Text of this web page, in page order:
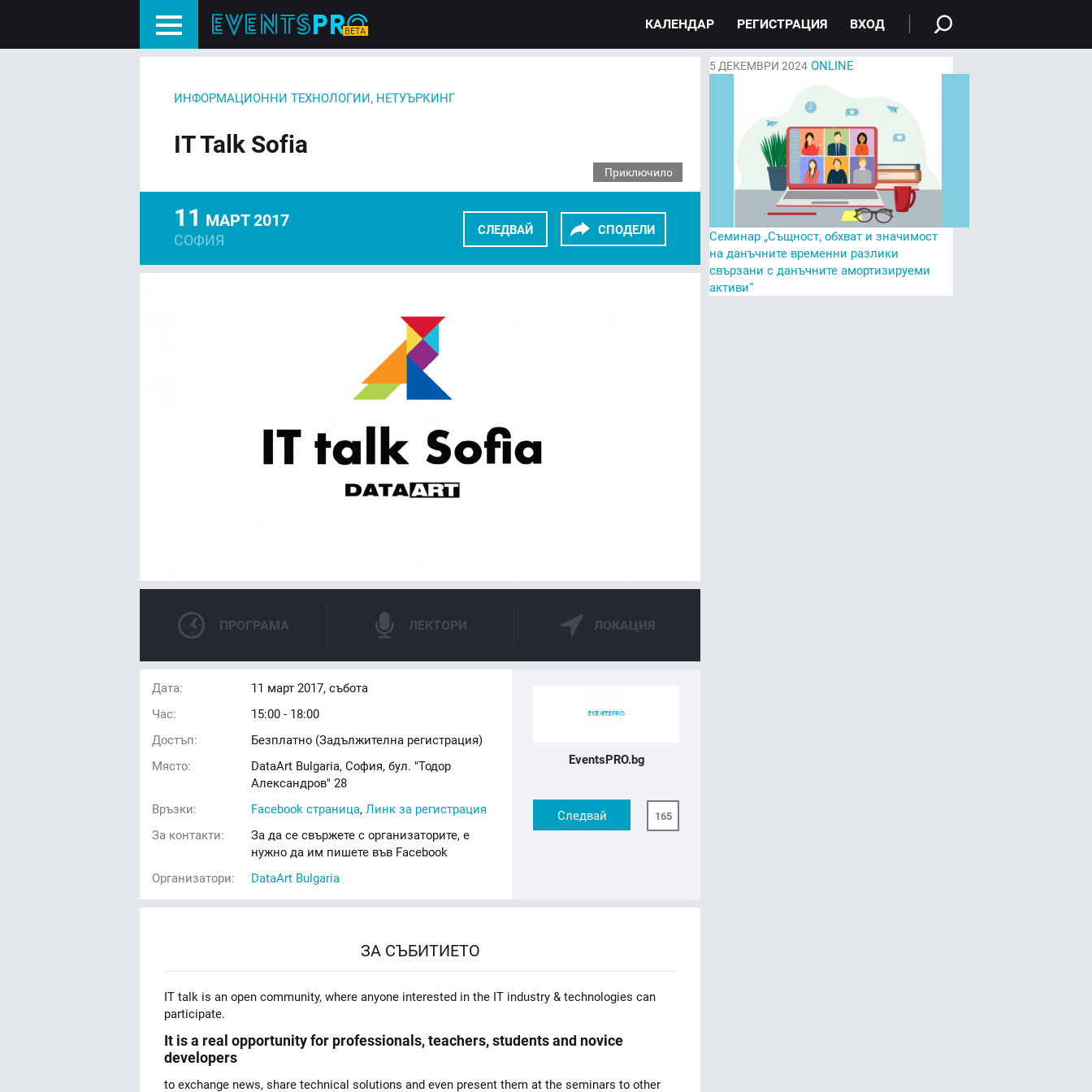
КАЛЕНДАР РЕГИСТРАЦИЯ ВХОД
ИНФОРМАЦИОННИ ТЕХНОЛОГИИ, НЕТУЪРКИНГ
IT Talk Sofia
Приключило
СЛЕДВАЙ СПОДЕЛИ
11 МАРТ 2017
СОФИЯ
ПРОГРАМА ЛЕКТОРИ ЛОКАЦИЯ
Дата: 11 март 2017, събота
Час:
15:00 - 18:00
Достъп:
Безплатно (Задължителна регистрация)
Място:
DataArt Bulgaria, София, бул. "Тодор
Александров" 28
Връзки:
Facebook страница, Линк за регистрация
За контакти:
За да се свържете с организаторите, е
нужно да им пишете във Facebook
Организатори:
DataArt Bulgaria
EventsPRO.bg
Следвай 165
ЗА СЪБИТИЕТО
IT talk is an open community, where anyone interested in the IT industry & technologies can
participate.
It is a real opportunity for professionals, teachers, students and novice
developers
to exchange news, share technical solutions and even present them at the seminars to other
5ДЕКЕМВРИ 2024 ONLINE
Семинар „Същност, обхват и значимост
на данъчните временни разлики
свързани с данъчните амортизируеми
активи“